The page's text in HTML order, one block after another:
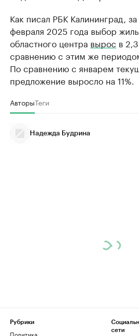
Как писал РБК Калининград,
февраля 2025 года выбор
областного центра вырос в
сравнению с этим же
По сравнению с январем
предложение выросло на 11%.
АвторыТеги
Надежда Будрина
Рубрики
Политика
сети